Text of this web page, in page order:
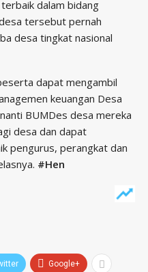
dalam bidang
tersebut pernah
desa tingkat nasional
dapat mengambil
keuangan Desa
BUMDes desa mereka
desa dan dapat
pengurus, perangkat dan
#Hen
Google+